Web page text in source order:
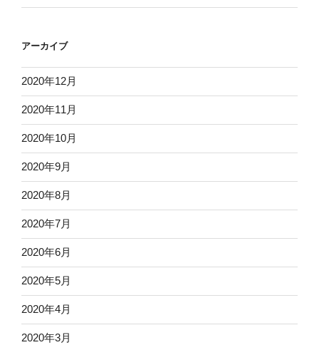
アーカイブ
2020年12月
2020年11月
2020年10月
2020年9月
2020年8月
2020年7月
2020年6月
2020年5月
2020年4月
2020年3月